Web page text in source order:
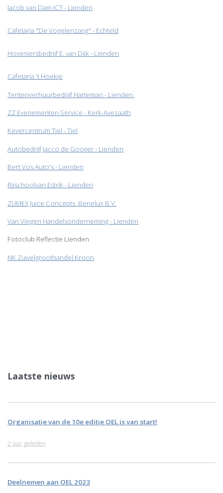
Jacob van Dam ICT - Lienden
Cafetaria "De Vogelenzang" - Echteld
Hoveniersbedrijf E. van Dijk - Lienden
Cafetaria 't Hoekje
Tentenverhuurbedrijf Harteman - Lienden
ZZ Evenementen Service - Kerk-Avezaath​
Kevercentrum Tiel - Tiel
Autobedrijf Jacco de Gooijer - Lienden
Bert Vos Auto's - Lienden
Rijschoolvan Estrik - Lienden
ZUMEX Juice Concepts Benelux B.V.
Van Viegen Handelsonderneming - Lienden
Fotoclub Reflectie Lienden
NK Zuivelgroothandel Kroon
Laatste nieuws
Organisatie van de 10e editie OEL is van start!
2 jaar geleden
Deelnemen aan OEL 2023